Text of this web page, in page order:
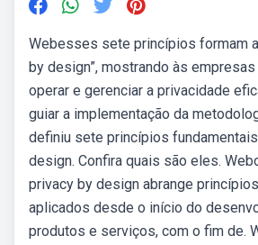
Webesses sete princípios formam
by design”, mostrando às
operar e gerenciar a privacidade
guiar a implementação da
definiu sete princípios
design. Confira quais são eles.
privacy by design abrange
aplicados desde o início do
produtos e serviços, com o fim de.